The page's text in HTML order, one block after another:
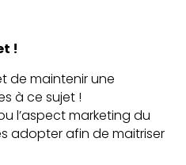
!
de maintenir une
à ce sujet !
l’aspect marketing du
adopter afin de maitriser